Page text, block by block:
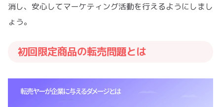
消し、安心してマーケティング活動を行えるようにしまし
ょう。
初回限定商品の転売問題とは